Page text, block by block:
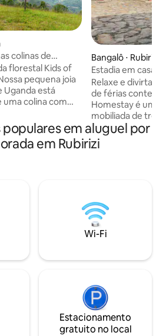
colinas de
florestal Kids of
Uganda está
uma colina com
estão
longe da
simpáticos
os
da natureza e
Bangalô ⋅ Rubirizi
Estadia em casa
Lagos
Relaxe e divirta-
de férias
Homestay é uma
mobiliada de três
gratuito, TV de
belo jardim,
estacionamento
disponíveis
oferece serviços
tendas de
dormir para os
em aluguel por
em Rubirizi
Wi-Fi
Estacionamento
gratuito no local